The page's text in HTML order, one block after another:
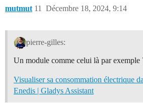
mutmut Décembre 18, 2024, 9:14
11
pierre-gilles:
Un module comme celui là par exemple
Visualiser sa consommation électrique
Enedis | Gladys Assistant